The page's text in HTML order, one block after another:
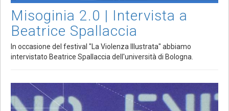
Misoginia 2.0 | Intervista a
Beatrice Spallaccia
In occasione del festival "La Violenza Illustrata" abbiamo
intervistato Beatrice Spallaccia dell'università di Bologna.